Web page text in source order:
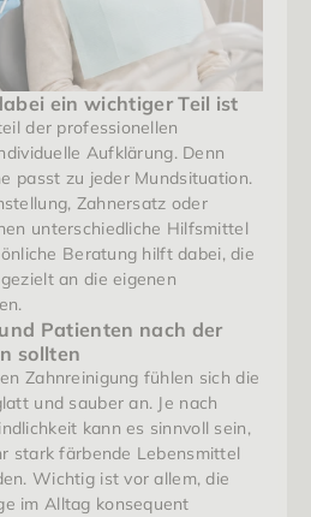
ein wichtiger Teil ist
der professionellen
Aufklärung. Denn
passt zu jeder Mundsituation.
Zahnersatz oder
unterschiedliche Hilfsmittel
Beratung hilft dabei, die
an die eigenen
Patienten nach der
sollten
Zahnreinigung fühlen sich die
und sauber an. Je nach
kann es sinnvoll sein,
stark färbende Lebensmittel
Wichtig ist vor allem, die
im Alltag konsequent